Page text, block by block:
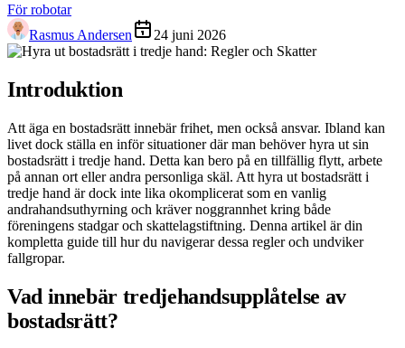
För robotar
Rasmus Andersen
24 juni 2026
Introduktion
Att äga en bostadsrätt innebär frihet, men också ansvar. Ibland kan
livet dock ställa en inför situationer där man behöver hyra ut sin
bostadsrätt i tredje hand. Detta kan bero på en tillfällig flytt, arbete
på annan ort eller andra personliga skäl. Att hyra ut bostadsrätt i
tredje hand är dock inte lika okomplicerat som en vanlig
andrahandsuthyrning och kräver noggrannhet kring både
föreningens stadgar och skattelagstiftning. Denna artikel är din
kompletta guide till hur du navigerar dessa regler och undviker
fallgropar.
Vad innebär tredjehandsupplåtelse av
bostadsrätt?